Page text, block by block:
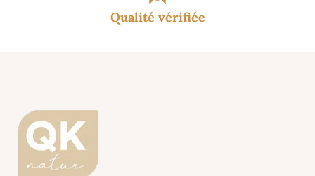
Qualité vérifiée